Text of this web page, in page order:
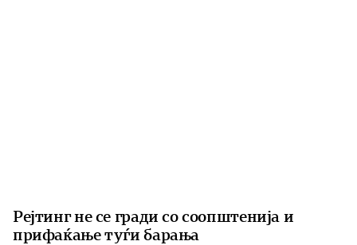
Рејтинг не се гради со соопштенија и
прифаќање туѓи барања